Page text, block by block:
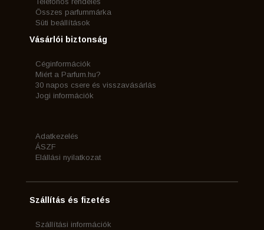
Összes parfummárka
Süti beállítások
Vásárlói biztonság
Céginformációk
Miért a Parfum.hu?
30 napos csere és visszavásárlás
Jogi információk
Adatkezelés
ÁSZF
Elállási nyilatkozat
Szállítás és fizetés
Szállítási információk